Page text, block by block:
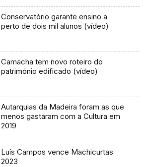
Conservatório garante ensino a
perto de dois mil alunos (vídeo)
Camacha tem novo roteiro do
património edificado (vídeo)
Autarquias da Madeira foram as que
menos gastaram com a Cultura em
2019
Luís Campos vence Machicurtas
2023